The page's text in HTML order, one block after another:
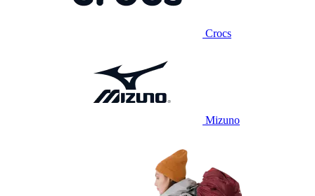
Crocs
Mizuno